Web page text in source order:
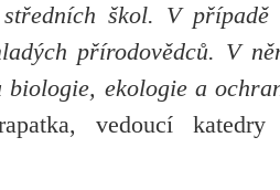
škol. V případě
přírodovědců. V
biologie, ekologie a
vedoucí